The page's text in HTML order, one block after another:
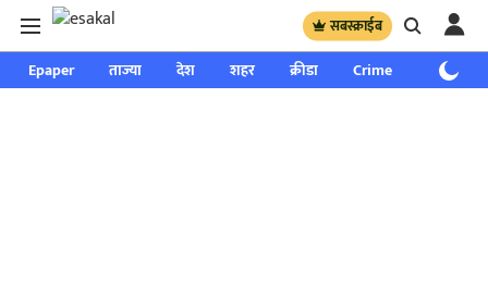
सबस्क्राईब
Epaper ताज्या देश शहर क्रीडा Crime साप्ताहिक